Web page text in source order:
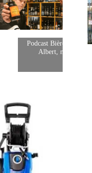
Podcast Bière avec
Albert, meilleur…